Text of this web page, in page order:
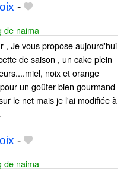
-
de naima
, Je vous propose aujourd'hui
de saison , un cake plein
noix et orange
un goûter bien gourmand
le net mais je l'ai modifiée à
-
de naima